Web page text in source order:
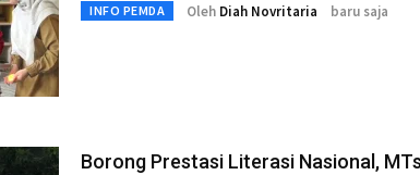
INFO PEMDA Oleh Diah Novritaria baru saja
Borong Prestasi Literasi Nasional,